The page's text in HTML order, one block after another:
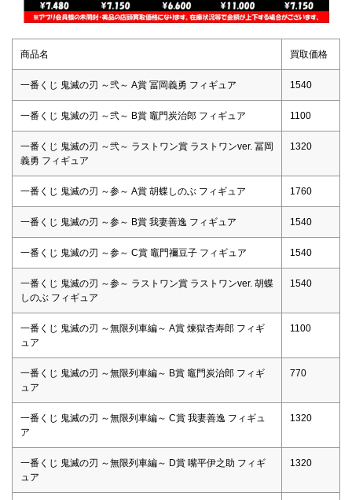
商品名 買取価格
一番くじ 鬼滅の刃 ～弐～ A賞 冨岡義勇 フィギュア 1540
一番くじ 鬼滅の刃 ～弐～ B賞 竈門炭治郎 フィギュア 1100
一番くじ 鬼滅の刃 ～弐～ ラストワン賞 ラストワンver. 冨岡
義勇 フィギュア
1320
一番くじ 鬼滅の刃 ～参～ A賞 胡蝶しのぶ フィギュア 1760
一番くじ 鬼滅の刃 ～参～ B賞 我妻善逸 フィギュア 1540
一番くじ 鬼滅の刃 ～参～ C賞 竈門禰豆子 フィギュア 1540
一番くじ 鬼滅の刃 ～参～ ラストワン賞 ラストワンver. 胡蝶
しのぶ フィギュア
1540
一番くじ 鬼滅の刃 ～無限列車編～ A賞 煉獄杏寿郎 フィギ
ュア
1100
一番くじ 鬼滅の刃 ～無限列車編～ B賞 竈門炭治郎 フィギ
ュア
770
一番くじ 鬼滅の刃 ～無限列車編～ C賞 我妻善逸 フィギュ
ア
1320
一番くじ 鬼滅の刃 ～無限列車編～ D賞 嘴平伊之助 フィギ
ュア
1320